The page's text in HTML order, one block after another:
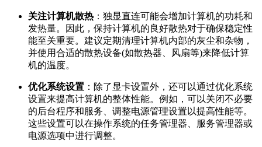
关注计算机散热 ：独显直连可能会增加计算机的功耗和
发热量。因此，保持计算机的良好散热对于确保稳定性
能至关重要。建议定期清理计算机内部的灰尘和杂物，
并使用合适的散热设备(如散热器、风扇等)来降低计算
机的温度。
优化系统设置 ：除了显卡设置外，还可以通过优化系统
设置来提高计算机的整体性能。例如，可以关闭不必要
的后台程序和服务、调整电源管理设置以提高性能等。
这些设置可以在操作系统的任务管理器、服务管理器或
电源选项中进行调整。